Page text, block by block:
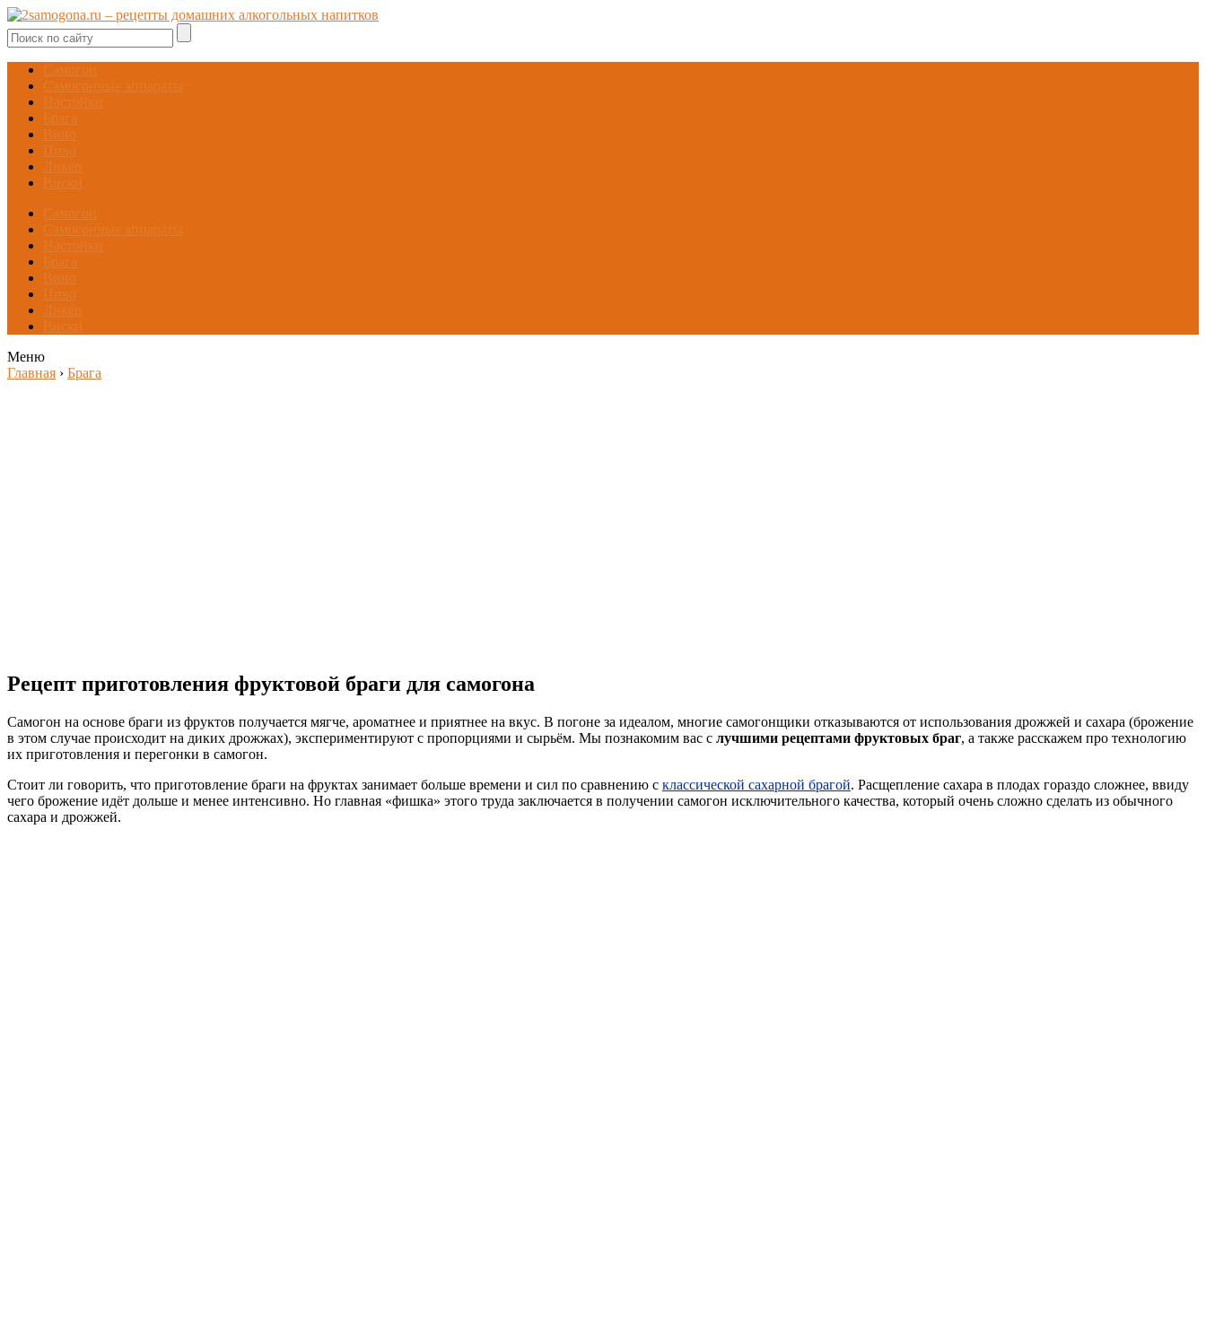
Самогон
Самогонные аппараты
Настойки
Брага
Вино
Пиво
Ликёр
Виски
Самогон
Самогонные аппараты
Настойки
Брага
Вино
Пиво
Ликёр
Виски
Меню
Главная › Брага
Рецепт приготовления фруктовой браги для самогона
Самогон на основе браги из фруктов получается мягче, ароматнее и приятнее на вкус. В погоне за идеалом, многие самогонщики отказываются от использования дрожжей и сахара (брожение
в этом случае происходит на диких дрожжах), экспериментируют с пропорциями и сырьём. Мы познакомим вас с лучшими рецептами фруктовых браг, а также расскажем про технологию
их приготовления и перегонки в самогон.
Стоит ли говорить, что приготовление браги на фруктах занимает больше времени и сил по сравнению с классической сахарной брагой. Расщепление сахара в плодах гораздо сложнее, ввиду
чего брожение идёт дольше и менее интенсивно. Но главная «фишка» этого труда заключается в получении самогон исключительного качества, который очень сложно сделать из обычного
сахара и дрожжей.